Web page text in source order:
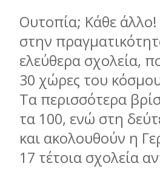
Ουτοπία; Κάθε
στην
ελεύθερα σχολεία,
30 χώρες του
Τα περισσότερα
τα 100, ενώ στη
και ακολουθούν η
17 τέτοια σχολεία